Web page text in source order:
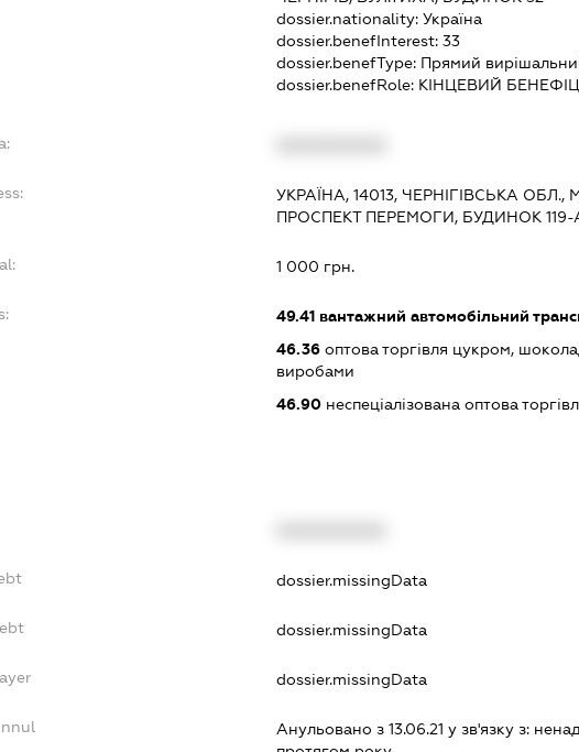
dossier.nationality: Україна
dossier.benefInterest: 33
dossier.benefType: Прямий
dossier.benefRole: КІНЦЕВИЙ
УКРАЇНА, 14013, ЧЕРНІГІВСЬКА ОБЛ.,
ПРОСПЕКТ ПЕРЕМОГИ, БУДИНОК 119-
1 000 грн.
49.41вантажний автомобільний
46.36оптова торгівля цукром,
виробами
46.90неспеціалізована оптова
dossier.missingData
dossier.missingData
dossier.missingData
Анульовано з 13.06.21 у зв'язку з: